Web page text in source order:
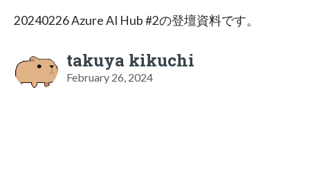
20240226 Azure AI Hub #2の登壇資料です。
takuya kikuchi
February 26, 2024